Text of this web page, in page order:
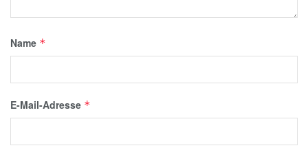
Name *
E-Mail-Adresse *